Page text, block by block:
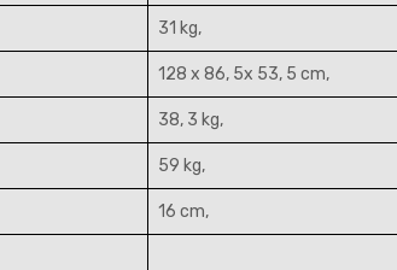
31 kg,
128 x 86, 5x 53, 5 cm,
38, 3 kg,
59 kg,
16 cm,